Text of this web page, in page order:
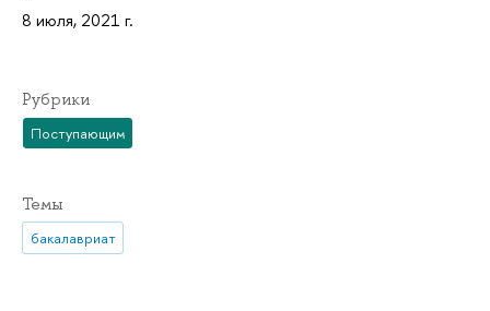
8 июля, 2021 г.
Рубрики
Поступающим
Темы
бакалавриат